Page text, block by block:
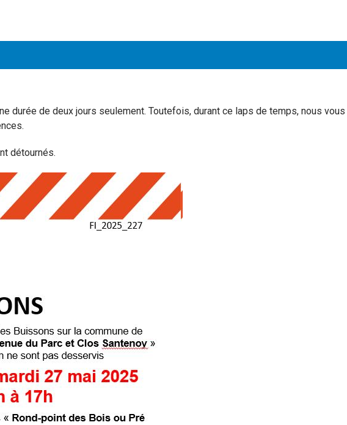
durée de deux jours seulement. Toutefois, durant ce laps de temps, nous
détournés.